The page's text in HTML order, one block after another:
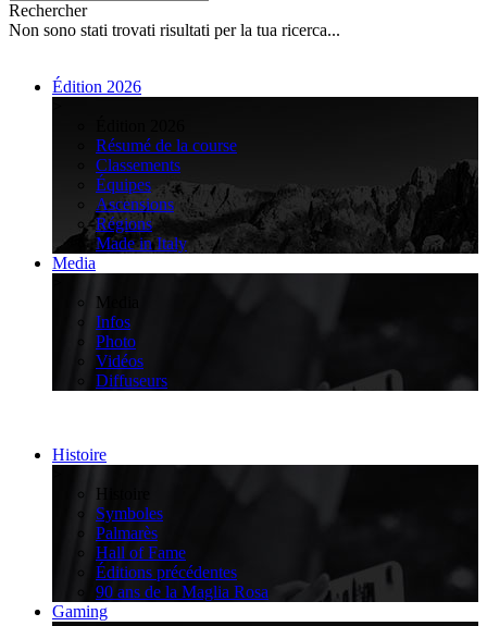
Rechercher
Non sono stati trovati risultati per la tua ricerca...
Édition 2026
Résumé de la course
Classements
Équipes
Ascensions
Régions
Made in Italy
Media
Media
Infos
Photo
Vidéos
Diffuseurs
Histoire
Histoire
Symboles
Palmarès
Hall of Fame
Éditions précédentes
90 ans de la Maglia Rosa
Gaming